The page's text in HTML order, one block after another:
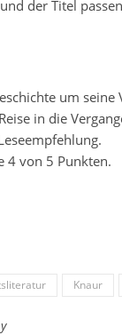
der Titel
um
in die
4 von 5 Punkten.
Knaur